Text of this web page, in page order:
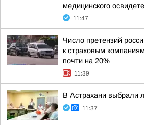
медицинского
11:47
Число претензий
к страховым
почти на 20%
11:39
В Астрахани выбрали
11:37